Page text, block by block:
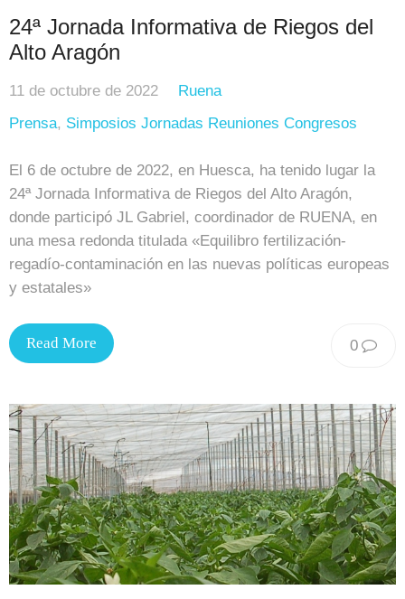
24ª Jornada Informativa de Riegos del
Alto Aragón
11 de octubre de 2022
Ruena
Prensa, Simposios Jornadas Reuniones Congresos
El 6 de octubre de 2022, en Huesca, ha tenido lugar la
24ª Jornada Informativa de Riegos del Alto Aragón,
donde participó JL Gabriel, coordinador de RUENA, en
una mesa redonda titulada «Equilibro fertilización-
regadío-contaminación en las nuevas políticas europeas
y estatales»
0
Read More